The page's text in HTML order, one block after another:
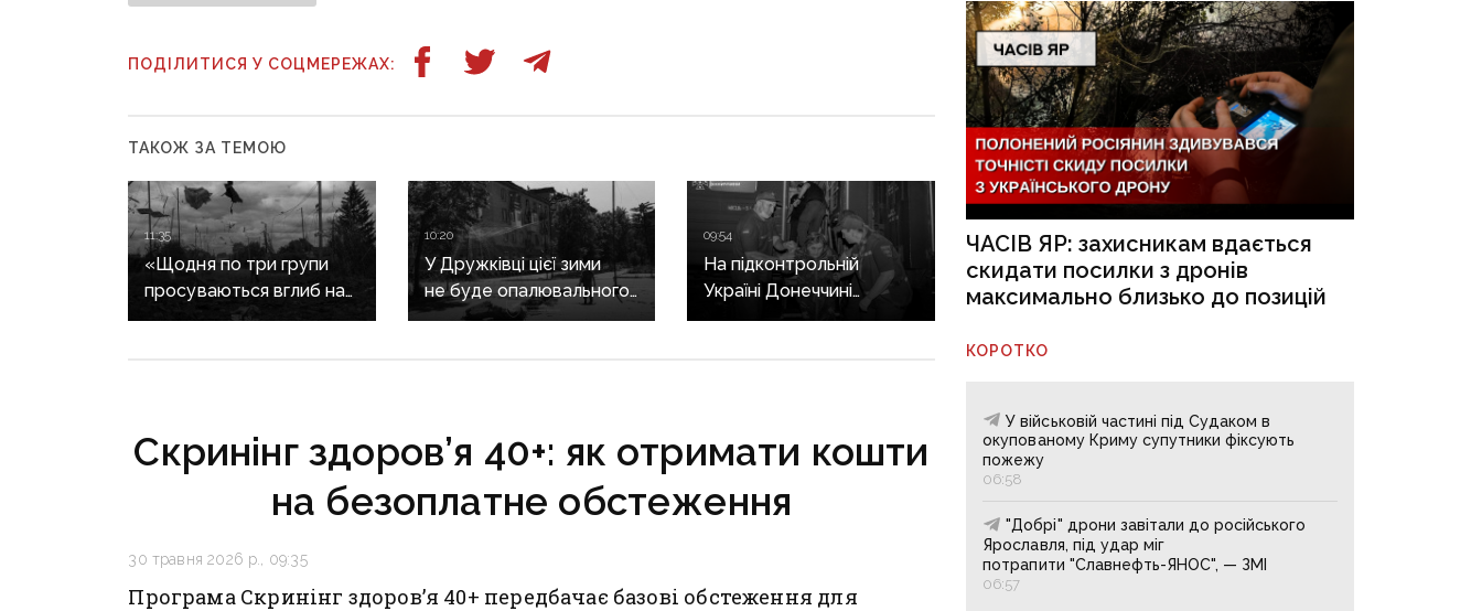
ПОДІЛИТИСЯ У СОЦМЕРЕЖАХ:
ТАКОЖ ЗА ТЕМОЮ
11:35
«Щодня по три групи
просуваються вглиб на
пів кілометра»:
10:20
У Дружківці цієї зими
не буде опалювального
сезону: фронт
09:54
На підконтрольній
Україні Донеччині
залишаються 115 тисяч
Скринінг здоров’я 40+: як отримати кошти
на безоплатне обстеження
30 травня 2026 р., 09:35
Програма Скринінг здоровʼя 40+ передбачає базові обстеження для
ЧАСІВ ЯР: захисникам вдається
скидати посилки з дронів
максимально близько до позицій
КОРОТКО
У військовій частині під Судаком в
окупованому Криму супутники фіксують
пожежу
06:58
"Добрі" дрони завітали до російського
Ярославля, під удар міг
потрапити "Славнефть-ЯНОС", — ЗМІ
06:57